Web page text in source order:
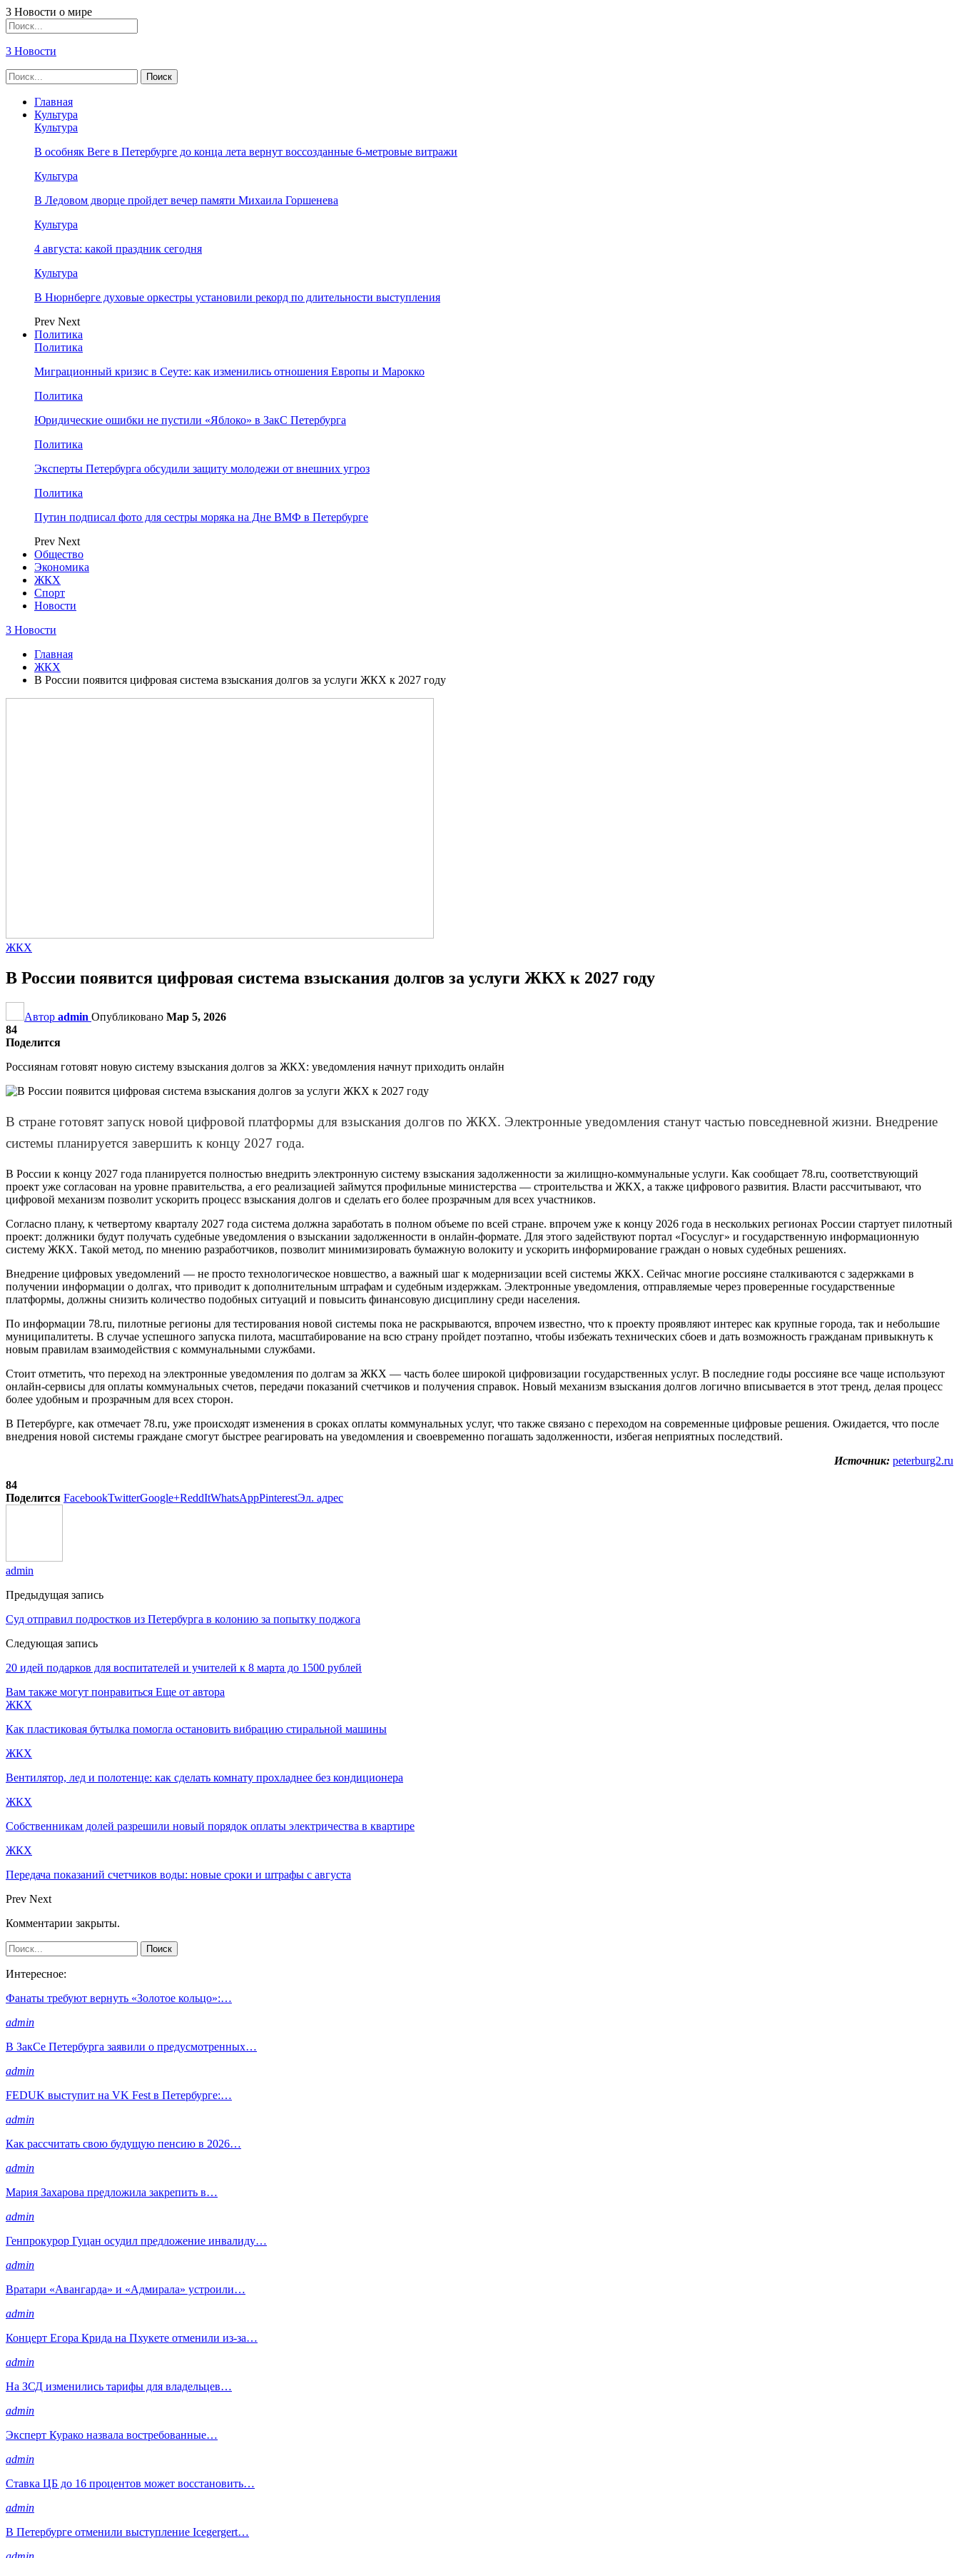
3 Новости о мире
3 Новости
Главная
Культура
Культура
В особняк Веге в Петербурге до конца лета вернут воссозданные 6-метровые витражи
Культура
В Ледовом дворце пройдет вечер памяти Михаила Горшенева
Культура
4 августа: какой праздник сегодня
Культура
В Нюрнберге духовые оркестры установили рекорд по длительности выступления
Prev Next
Политика
Политика
Миграционный кризис в Сеуте: как изменились отношения Европы и Марокко
Политика
Юридические ошибки не пустили «Яблоко» в ЗакС Петербурга
Политика
Эксперты Петербурга обсудили защиту молодежи от внешних угроз
Политика
Путин подписал фото для сестры моряка на Дне ВМФ в Петербурге
Prev Next
Общество
Экономика
ЖКХ
Спорт
Новости
3 Новости
Главная
ЖКХ
В России появится цифровая система взыскания долгов за услуги ЖКХ к 2027 году
ЖКХ
В России появится цифровая система взыскания долгов за услуги ЖКХ к 2027 году
Автор admin Опубликовано Мар 5, 2026
84
Поделится
Россиянам готовят новую систему взыскания долгов за ЖКХ: уведомления начнут приходить онлайн
В стране готовят запуск новой цифровой платформы для взыскания долгов по ЖКХ. Электронные уведомления станут частью повседневной жизни. Внедрение
системы планируется завершить к концу 2027 года.
В России к концу 2027 года планируется полностью внедрить электронную систему взыскания задолженности за жилищно-коммунальные услуги. Как сообщает 78.ru, соответствующий
проект уже согласован на уровне правительства, а его реализацией займутся профильные министерства — строительства и ЖКХ, а также цифрового развития. Власти рассчитывают, что
цифровой механизм позволит ускорить процесс взыскания долгов и сделать его более прозрачным для всех участников.
Согласно плану, к четвертому кварталу 2027 года система должна заработать в полном объеме по всей стране. впрочем уже к концу 2026 года в нескольких регионах России стартует пилотный
проект: должники будут получать судебные уведомления о взыскании задолженности в онлайн-формате. Для этого задействуют портал «Госуслуг» и государственную информационную
систему ЖКХ. Такой метод, по мнению разработчиков, позволит минимизировать бумажную волокиту и ускорить информирование граждан о новых судебных решениях.
Внедрение цифровых уведомлений — не просто технологическое новшество, а важный шаг к модернизации всей системы ЖКХ. Сейчас многие россияне сталкиваются с задержками в
получении информации о долгах, что приводит к дополнительным штрафам и судебным издержкам. Электронные уведомления, отправляемые через проверенные государственные
платформы, должны снизить количество подобных ситуаций и повысить финансовую дисциплину среди населения.
По информации 78.ru, пилотные регионы для тестирования новой системы пока не раскрываются, впрочем известно, что к проекту проявляют интерес как крупные города, так и небольшие
муниципалитеты. В случае успешного запуска пилота, масштабирование на всю страну пройдет поэтапно, чтобы избежать технических сбоев и дать возможность гражданам привыкнуть к
новым правилам взаимодействия с коммунальными службами.
Стоит отметить, что переход на электронные уведомления по долгам за ЖКХ — часть более широкой цифровизации государственных услуг. В последние годы россияне все чаще используют
онлайн-сервисы для оплаты коммунальных счетов, передачи показаний счетчиков и получения справок. Новый механизм взыскания долгов логично вписывается в этот тренд, делая процесс
более удобным и прозрачным для всех сторон.
В Петербурге, как отмечает 78.ru, уже происходят изменения в сроках оплаты коммунальных услуг, что также связано с переходом на современные цифровые решения. Ожидается, что после
внедрения новой системы граждане смогут быстрее реагировать на уведомления и своевременно погашать задолженности, избегая неприятных последствий.
Источник: peterburg2.ru
84
Поделится FacebookTwitterGoogle+ReddItWhatsAppPinterestЭл. адрес
admin
Предыдущая запись
Суд отправил подростков из Петербурга в колонию за попытку поджога
Следующая запись
20 идей подарков для воспитателей и учителей к 8 марта до 1500 рублей
Вам также могут понравиться Еще от автора
ЖКХ
Как пластиковая бутылка помогла остановить вибрацию стиральной машины
ЖКХ
Вентилятор, лед и полотенце: как сделать комнату прохладнее без кондиционера
ЖКХ
Собственникам долей разрешили новый порядок оплаты электричества в квартире
ЖКХ
Передача показаний счетчиков воды: новые сроки и штрафы с августа
Prev Next
Комментарии закрыты.
Интересное:
Фанаты требуют вернуть «Золотое кольцо»:…
admin
В ЗакСе Петербурга заявили о предусмотренных…
admin
FEDUK выступит на VK Fest в Петербурге:…
admin
Как рассчитать свою будущую пенсию в 2026…
admin
Мария Захарова предложила закрепить в…
admin
Генпрокурор Гуцан осудил предложение инвалиду…
admin
Вратари «Авангарда» и «Адмирала» устроили…
admin
Концерт Егора Крида на Пхукете отменили из-за…
admin
На ЗСД изменились тарифы для владельцев…
admin
Эксперт Курако назвала востребованные…
admin
Ставка ЦБ до 16 процентов может восстановить…
admin
В Петербурге отменили выступление Icegergert…